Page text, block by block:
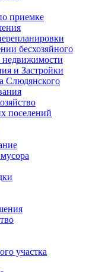
приемке
бесхозяйного
недвижимости
и Застройки
Слюдянского
поселений
участка